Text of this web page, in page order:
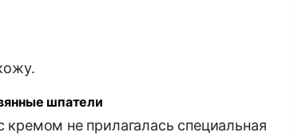
шпатели
кремом не прилагалась специальная